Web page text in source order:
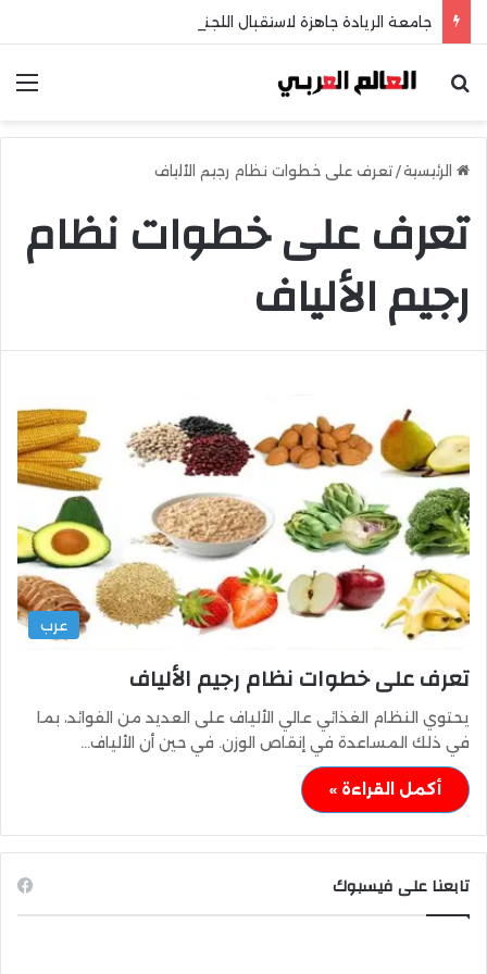
بحث عن
الرئيسية/ تعرف على خطوات نظام رجيم الألياف
تعرف على خطوات نظام
رجيم الألياف
عرب
تعرف على خطوات نظام رجيم الألياف
يحتوي النظام الغذائي عالي الألياف على العديد من الفوائد، بما
في ذلك المساعدة في إنقاص الوزن. في حين أن الألياف…
أكمل القراءة »
تابعنا على فيسبوك